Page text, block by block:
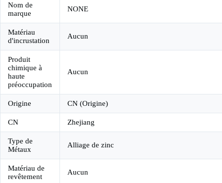
Nom de
marque
NONE
Matériau
d'incrustation
Aucun
Produit
chimique à
haute
préoccupation
Aucun
Origine CN (Origine)
CN Zhejiang
Type de
Métaux
Alliage de zinc
Matériau de
revêtement
Aucun